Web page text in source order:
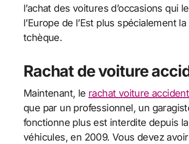
l’achat des voitures d’occasions
l’Europe de l’Est plus spécialement
tchèque.
Rachat de voiture
Maintenant, le rachat voiture
que par un professionnel, un
fonctionne plus est interdite depuis
véhicules, en 2009. Vous devez